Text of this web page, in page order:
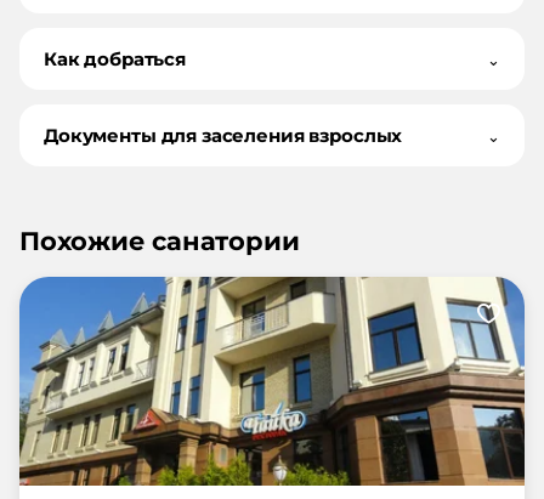
Как добраться ⌄
Документы для заселения взрослых ⌄
Похожие санатории